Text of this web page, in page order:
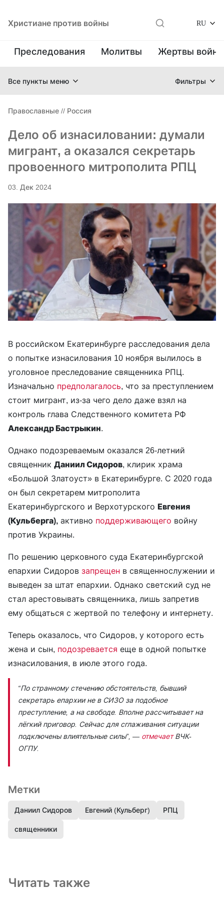
Христиане против войны RU
Преследования Молитвы Жертвы
Все пункты меню Фильтры
Православные // Россия
Дело об изнасиловании: думали
мигрант, а оказался секретарь
провоенного митрополита РПЦ
03. Дек 2024
В российском Екатеринбурге расследования дела
о попытке изнасилования 10 ноября вылилось в
уголовное преследование священника РПЦ.
Изначально предполагалось, что за преступлением
стоит мигрант, из-за чего дело даже взял на
контроль глава Следственного комитета РФ
Александр Бастрыкин.
Однако подозреваемым оказался 26-летний
священник Даниил Сидоров, клирик храма
«Большой Златоуст» в Екатеринбурге. С 2020 года
он был секретарем митрополита
Екатеринбургского и Верхотурского Евгения
(Кульберга), активно поддерживающего войну
против Украины.
По решению церковного суда Екатеринбургской
епархии Сидоров запрещен в священнослужении и
выведен за штат епархии. Однако светский суд не
стал арестовывать священника, лишь запретив
ему общаться с жертвой по телефону и интернету.
Теперь оказалось, что Сидоров, у которого есть
жена и сын, подозревается еще в одной попытке
изнасилования, в июле этого года.
“По странному стечению обстоятельств, бывший
секретарь епархии не в СИЗО за подобное
преступление, а на свободе. Вполне рассчитывает на
лёгкий приговор. Сейчас для сглаживания ситуации
подключены влиятельные силы”, — отмечаетВЧК-
ОГПУ.
Метки
Даниил Сидоров Евгений (Кульберг) РПЦ
священники
Читать также